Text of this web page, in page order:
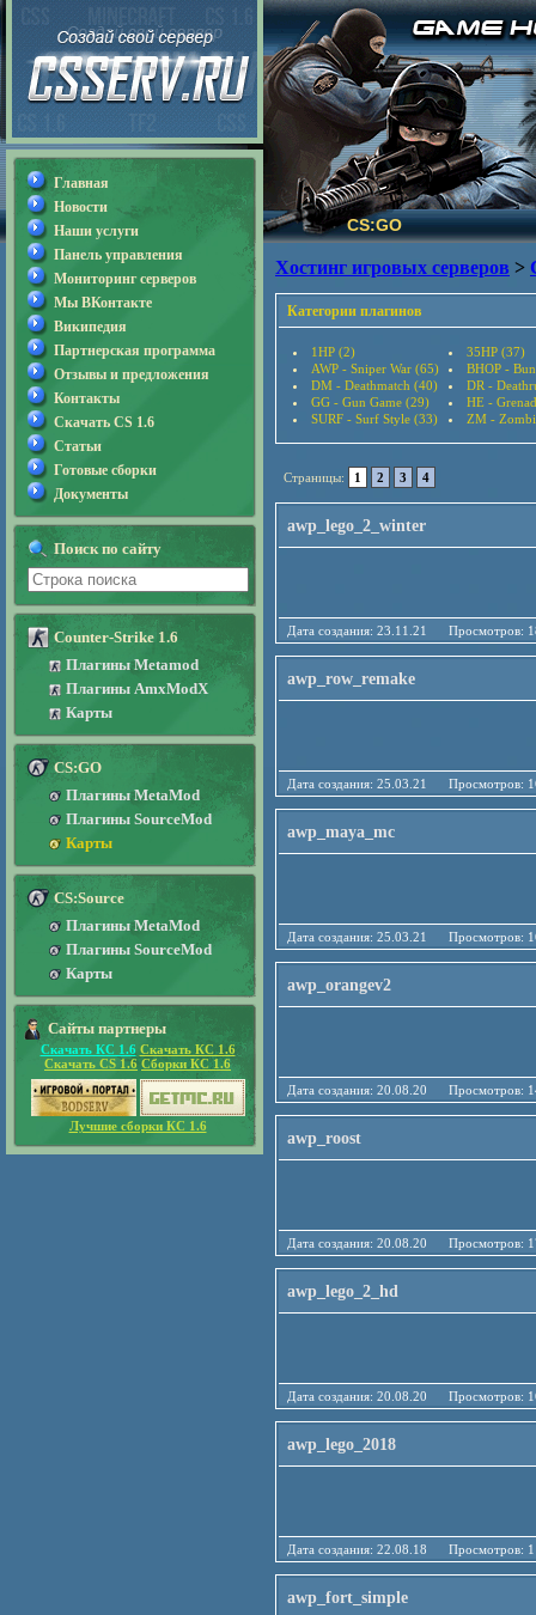
CS:GO
Хостинг игровых серверов >
Категории плагинов
1HP (2)
35HP (37)
AWP - Sniper War (65)
BHOP -
DM - Deathmatch (40)
DR -
GG - Gun Game (29)
HE -
SURF - Surf Style (33)
ZM -
Страницы: 1 2 3 4
awp_lego_2_winter
Дата создания: 23.11.21
awp_row_remake
Дата создания: 25.03.21
awp_maya_mc
Дата создания: 25.03.21
awp_orangev2
Дата создания: 20.08.20
awp_roost
Дата создания: 20.08.20
awp_lego_2_hd
Дата создания: 20.08.20
awp_lego_2018
Дата создания: 22.08.18
awp_fort_simple
Главная
Новости
Наши услуги
Панель управления
Мониторинг серверов
Мы ВКонтакте
Википедия
Партнерская программа
Отзывы и предложения
Контакты
Скачать CS 1.6
Статьи
Готовые сборки
Документы
Поиск по сайту
Counter-Strike 1.6
Плагины Metamod
Плагины AmxModX
Карты
CS:GO
Плагины MetaMod
Плагины SourceMod
Карты
CS:Source
Плагины MetaMod
Плагины SourceMod
Карты
Сайты партнеры
Скачать КС 1.6 Скачать КС 1.6
Скачать CS 1.6 Сборки КС 1.6
Лучшие сборки КС 1.6